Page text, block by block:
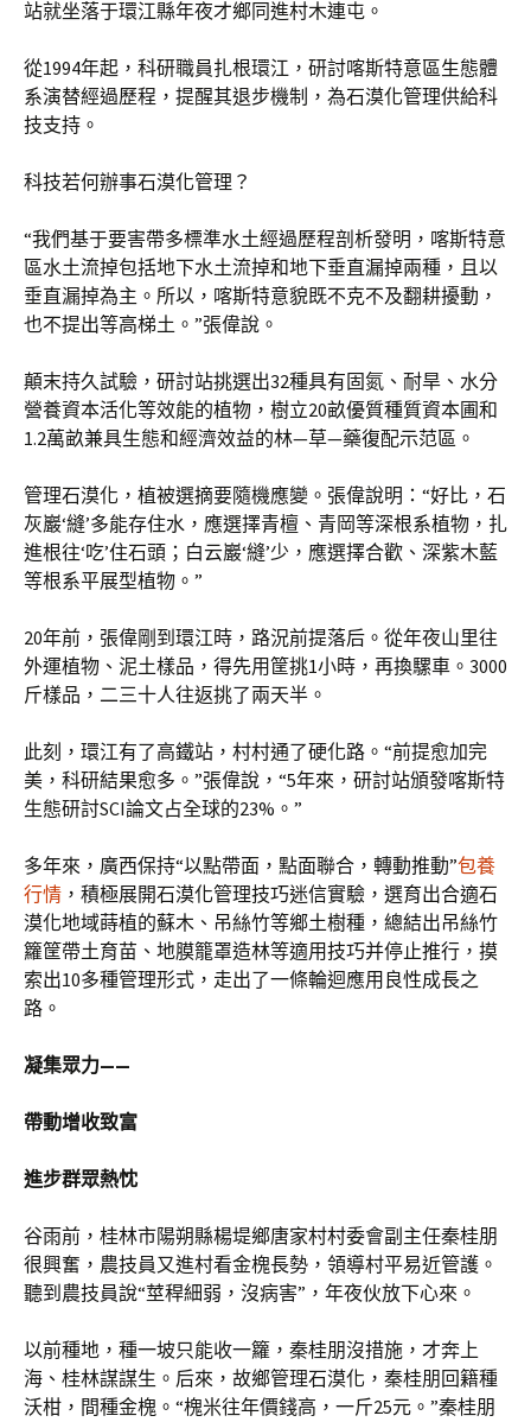
站就坐落于環江縣年夜才鄉同進村木連屯。
從1994年起，科研職員扎根環江，研討喀斯特意區生態體
系演替經過歷程，提醒其退步機制，為石漠化管理供給科
技支持。
科技若何辦事石漠化管理？
“我們基于要害帶多標準水土經過歷程剖析發明，喀斯特意
區水土流掉包括地下水土流掉和地下垂直漏掉兩種，且以
垂直漏掉為主。所以，喀斯特意貌既不克不及翻耕擾動，
也不提出等高梯土。”張偉說。
顛末持久試驗，研討站挑選出32種具有固氮、耐旱、水分
營養資本活化等效能的植物，樹立20畝優質種質資本圃和
1.2萬畝兼具生態和經濟效益的林—草—藥復配示范區。
管理石漠化，植被選摘要隨機應變。張偉說明：“好比，石
灰巖‘縫’多能存住水，應選擇青檀、青岡等深根系植物，扎
進根往‘吃’住石頭；白云巖‘縫’少，應選擇合歡、深紫木藍
等根系平展型植物。”
20年前，張偉剛到環江時，路況前提落后。從年夜山里往
外運植物、泥土樣品，得先用筐挑1小時，再換騾車。3000
斤樣品，二三十人往返挑了兩天半。
此刻，環江有了高鐵站，村村通了硬化路。“前提愈加完
美，科研結果愈多。”張偉說，“5年來，研討站頒發喀斯特
生態研討SCI論文占全球的23%。”
多年來，廣西保持“以點帶面，點面聯合，轉動推動”包養
行情 ，積極展開石漠化管理技巧迷信實驗，選育出合適石
漠化地域蒔植的蘇木、吊絲竹等鄉土樹種，總結出吊絲竹
籮筐帶土育苗、地膜籠罩造林等適用技巧并停止推行，摸
索出10多種管理形式，走出了一條輪迴應用良性成長之
路。
凝集眾力——
帶動增收致富
進步群眾熱忱
谷雨前，桂林市陽朔縣楊堤鄉唐家村村委會副主任秦桂朋
很興奮，農技員又進村看金槐長勢，領導村平易近管護。
聽到農技員說“莖稈細弱，沒病害”，年夜伙放下心來。
以前種地，種一坡只能收一籮，秦桂朋沒措施，才奔上
海、桂林謀謀生。后來，故鄉管理石漠化，秦桂朋回籍種
沃柑，間種金槐。“槐米往年價錢高，一斤25元。”秦桂朋